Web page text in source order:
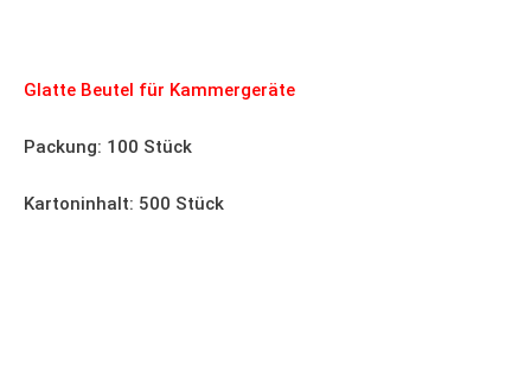
Glatte Beutel für Kammergeräte
Packung: 100 Stück
Kartoninhalt: 500 Stück